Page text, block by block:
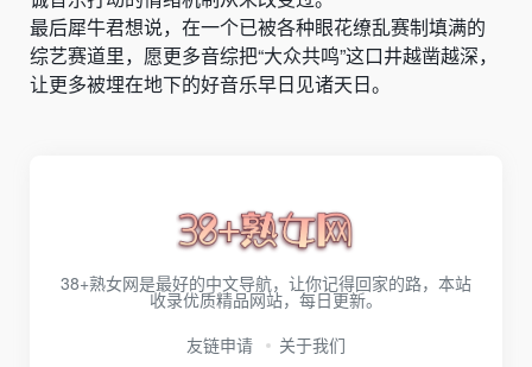
最后犀牛君想说，在一个已被各种眼花缭乱赛制填满的
综艺赛道里，愿更多音综把“大众共鸣”这口井越凿越深，
让更多被埋在地下的好音乐早日见诸天日。
38+熟女网是最好的中文导航，让你记得回家的路，本站
收录优质精品网站，每日更新。
友链申请
关于我们